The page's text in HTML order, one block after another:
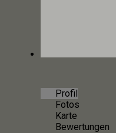
Profil
Fotos
Karte
Bewertungen